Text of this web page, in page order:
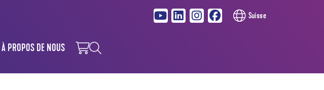
Suisse
À PROPOS DE NOUS